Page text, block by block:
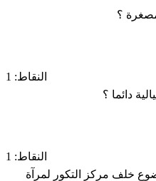
؟
النقاط: 1
دائما ؟
النقاط: 1
خلف مركز التكور لمرآة